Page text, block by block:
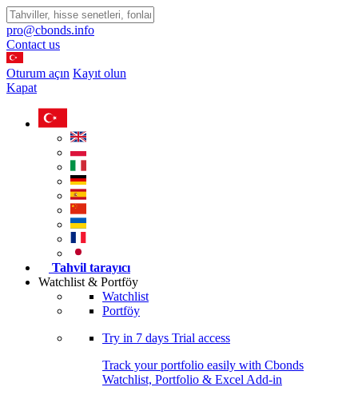
pro@cbonds.info
Contact us
Oturum açın Kayıt olun
Kapat
Tahvil tarayıcı
Watchlist & Portföy
Watchlist
Portföy
Try in 7 days Trial access
Track your portfolio easily with Cbonds
Watchlist, Portfolio & Excel Add-in